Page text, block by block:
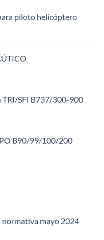
piloto helicóptero
TRI/SFI B737/300-900
B90/99/100/200
normativa mayo 2024